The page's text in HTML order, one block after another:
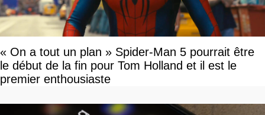
« On a tout un plan » Spider-Man 5 pourrait être
le début de la fin pour Tom Holland et il est le
premier enthousiaste